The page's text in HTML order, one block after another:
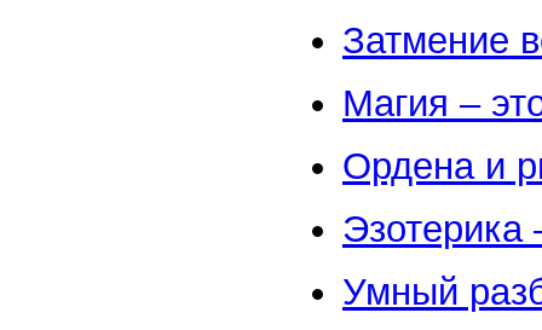
Затмение
Магия –
Ордена и
Умный